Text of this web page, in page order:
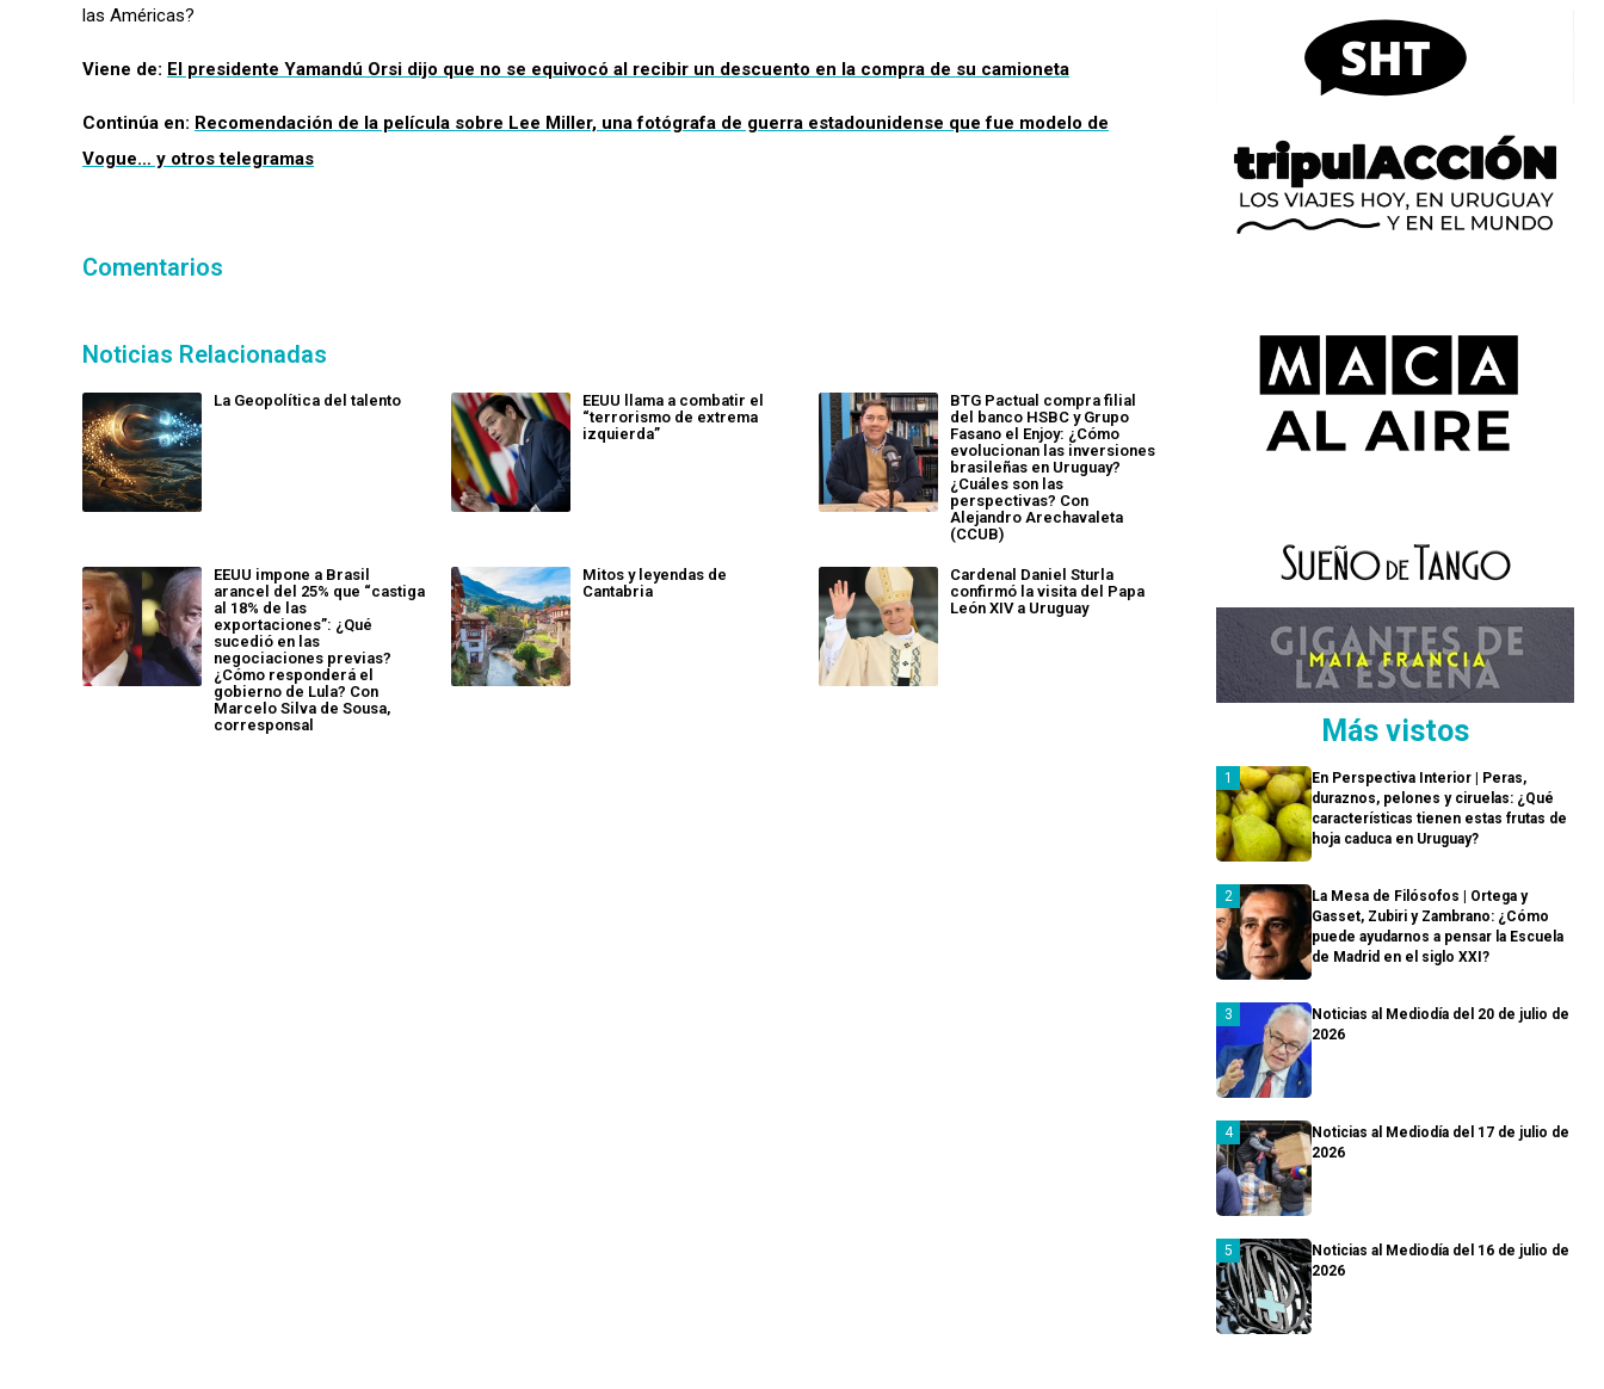
las Américas?
Viene de: El presidente Yamandú Orsi dijo que no se equivocó al recibir un descuento en la compra de su camioneta
Continúa en: Recomendación de la película sobre Lee Miller, una fotógrafa de guerra estadounidense que fue modelo de
Vogue… y otros telegramas
Comentarios
Noticias Relacionadas
La Geopolítica del talento
EEUU llama a combatir el
“terrorismo de extrema
izquierda”
BTG Pactual compra filial
del banco HSBC y Grupo
Fasano el Enjoy: ¿Cómo
evolucionan las inversiones
brasileñas en Uruguay?
¿Cuáles son las
perspectivas? Con
Alejandro Arechavaleta
(CCUB)
EEUU impone a Brasil
arancel del 25% que “castiga
al 18% de las
exportaciones”: ¿Qué
sucedió en las
negociaciones previas?
¿Cómo responderá el
gobierno de Lula? Con
Marcelo Silva de Sousa,
corresponsal
Mitos y leyendas de
Cantabria
Cardenal Daniel Sturla
confirmó la visita del Papa
León XIV a Uruguay
Más vistos
En Perspectiva Interior | Peras,
duraznos, pelones y ciruelas: ¿Qué
características tienen estas frutas de
hoja caduca en Uruguay?
La Mesa de Filósofos | Ortega y
Gasset, Zubiri y Zambrano: ¿Cómo
puede ayudarnos a pensar la Escuela
de Madrid en el siglo XXI?
Noticias al Mediodía del 20 de julio de
2026
Noticias al Mediodía del 17 de julio de
2026
Noticias al Mediodía del 16 de julio de
2026